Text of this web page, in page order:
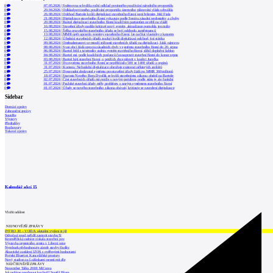
0 07.05.2026 |Sněmovna schválila roční odklad povinného používání národního geoportálu
0
20.04.2026 |Odklad povinného používání geoportálu územního plánování vláda schválila
0
26.08.2024 |Odchod Bartoše kvůli digitalizaci stavebního řízení není řešením, řekl Fiala
0
21.08.2024 |Digitalizace stavebního řízení vykazuje podle Senátu zásadní nedostatky a chyby
0
20.08.2024 |Bartoš digitalizaci stavebního řízení koaličním partnerům osvětlí na vládě
0 16.08.2024 |Stavební úřady nadále kritizují nový systém, aktualizace pomohla jen málo
0
15.08.2024 |Šéfka opavského stavebního úřadu se bojí odchodu zaměstnanců
0
13.08.2024 |MMR opět upravilo systémy stavebního řízení, lze načítat vlastníky z katastru
0 12.08.2024 |Úředníci stavebních úřadů zvažují kvůli digitalizaci odchod, jiní stávku
0
09.08.2024 |Ombudsmanovi se množí stížnosti stavebních úřadů na digitalizaci, žádá nápravu
0
08.08.2024 |Svaz obcí žádá opravu zásadních chyb v systému stavebního řízení do 20. srpna
0
06.08.2024 |Bartoš řešil s tajemníky radnic systém stavebního řízení, slíbil doplnění šablon
0
04.08.2024 |Bartoš má podle koaličních poslanců čas napravit stavební řízení do konce srpna
0
03.08.2024 |Bartoš hájí stavební řízení, o potížích chce mluvit v koalici Jurečka
0
31.07.2024 |Do systému stavebního řízení se nepřihlásilo 500 ze 1400 úřadů a orgánů
0
31.07.2024 |Komora: Nefunkční digitalizace ohrožuje existenci některých ateliérů
0
25.07.2024 |Dosavadní dodavatel systému pro stavební úřady žádá po MMR 360 milionů
0
18.07.2024 |Starosta Nového Boru Dvořák se kvůli stavebnímu zákonu obrátil na Bartoše
0 02.07.2024 |Část stavebních úřadů má potíže s novým portálem, podle státu je ale funkční
0 01.07.2024 |Pražské stavební úřady měly problémy s novým systémem stavebního řízení
0 01.07.2024 |Úřady se nového stavebního zákona obávají, kritizuje se zavedení digitalizace
Sidebar
Domácí zprávy
Zahraniční zprávy
Soutěže
Výstavy
Přednášky
Rozhovory
Tiskové zprávy
Kalendář akcí 15
Vložit událost
NEJNOVĚJŠÍ ZPRÁVY
INTRO 30 – VODA: aktuální vydání je již
Odvolací soud nařídil zastavit stavbu Tr
Kroměřížská radnice získala stavební pov
Výstavba urgentního centra v Liberci ome
Nymburk přehodnocuje záměr stavby školky
Akustické zasklení IZOS s ověřenými hodnotami
Projekt Blueriot: Kancelářské prostory
Nový stadion za Lužánkami nesmí mít dle
NEJČTENĚJŠÍ ZPRÁVY
November Talks 2018: M.Corea